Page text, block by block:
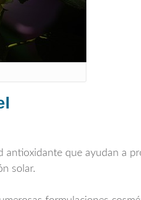
antioxidante que ayudan a
solar.